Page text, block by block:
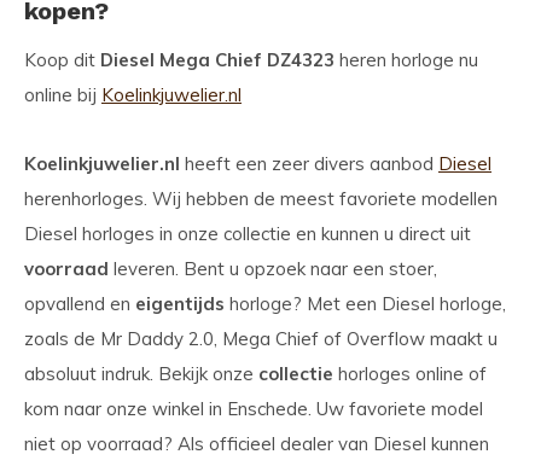
kopen?
Koop dit Diesel Mega Chief DZ4323 heren horloge nu
online bij Koelinkjuwelier.nl
Koelinkjuwelier.nl heeft een zeer divers aanbod Diesel
herenhorloges. Wij hebben de meest favoriete modellen
Diesel horloges in onze collectie en kunnen u direct uit
voorraad leveren. Bent u opzoek naar een stoer,
opvallend en eigentijds horloge? Met een Diesel horloge,
zoals de Mr Daddy 2.0, Mega Chief of Overflow maakt u
absoluut indruk. Bekijk onze collectie horloges online of
kom naar onze winkel in Enschede. Uw favoriete model
niet op voorraad? Als officieel dealer van Diesel kunnen